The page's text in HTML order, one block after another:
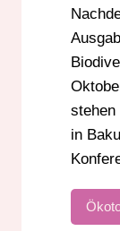
stehen
in